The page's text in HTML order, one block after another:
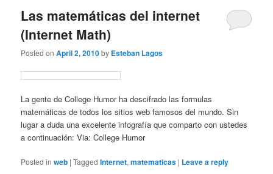
Las matemáticas del internet
(Internet Math)
Posted onApril 2, 2010by Esteban Lagos
La gente de College Humor ha descifrado las formulas
matemáticas de todos los sitios web famosos del mundo. Sin
lugar a duda una excelente infografía que comparto con ustedes
a continuación: Via: College Humor
Posted in web |Tagged Internet,matematicas | Leave a reply